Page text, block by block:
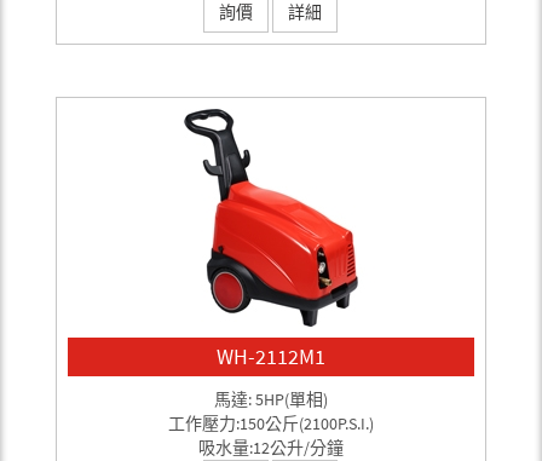
詢價
詳細
WH-2112M1
馬達: 5HP(單相)
工作壓力:150公斤(2100P.S.I.)
吸水量:12公升/分鐘